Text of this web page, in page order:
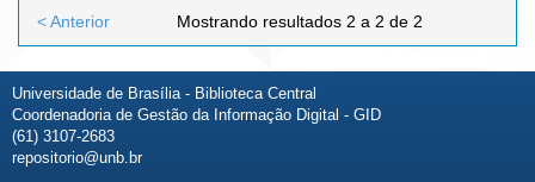
Mostrando resultados 2 a 2 de 2
< Anterior
Universidade de Brasília - Biblioteca Central
Coordenadoria de Gestão da Informação Digital - GID
(61) 3107-2683
repositorio@unb.br